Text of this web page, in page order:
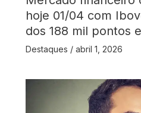
hoje 01/04 com
dos 188 mil pontos
Destaques / abril 1, 2026